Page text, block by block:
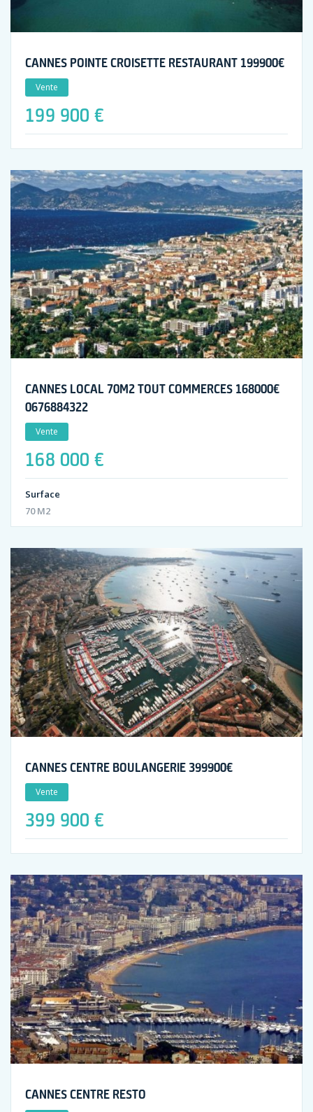
CANNES POINTE CROISETTE RESTAURANT 199900€
Vente
199 900 €
CANNES LOCAL 70M2 TOUT COMMERCES 168000€
0676884322
Vente
168 000 €
Surface
70 M2
CANNES CENTRE BOULANGERIE 399900€
Vente
399 900 €
CANNES CENTRE RESTO